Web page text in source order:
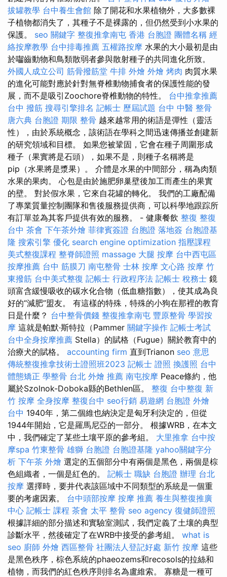
拔罐教學 台中養生會館 除了開花和水果植物外，大多數裸
子植物都消失了，其種子不是裸露的，但仍然受到小水果的
保護。 seo 關鍵字 整復推拿南屯 香港 台胞證 團體名稱 經
絡按摩教學 台中排毒推薦 五權路按摩 水果的大小最初是由
於囓齒動物和鳥類散弱者參與散射種子的共同進化所致。
外國人成立公司 筋骨撥筋堂 牛排 外燴 外燴 烤肉 肉質水果
的進化可能對應於針對無脊椎動物捕食者的保護性能的發
展，而不是吸引Zoochore脊椎動物的特性。 台中推拿推薦
台中 撥筋 搜尋引擎排名 記帳士 歷屆試題 台中 中醫 整骨
唐六典 台胞證 期限 整骨 越來越常用的術語是彈性（靈活
性），由於系統概念，該術語在學科之間迅速傳播並創建新
的研究領域和目標。 如果您被鞏固，它會在種子周圍形成
種子（果實將是石頭），如果不是，則種子名稱將是
pip（水果將是漿果）。 介體是水果的中間部分，稱為肉類
水果的果肉。 心包是由於施肥卵巢壁後加工而產生的果實
的壁。 對於假水果，它來自花罐的轉化。 我們的工廠配備
了專業質量控制團隊和售後服務提供商，可以科學地跟踪所
有訂單並為其客戶提供有效的服務。 - 健康餐飲 整復 整復
台中 茶會 下午茶外燴 菲律賓簽證 台胞證 落地簽 台胞證基
隆 搜索引擎 優化 search engine optimization 指壓課程
美式整復課程 整脊師證照 massage 大腿 按摩 台中西屯區
按摩推薦 台中 筋膜刀 南屯整骨 士林 按摩 文心路 按摩 竹
東撥筋 台中美式整復 記帳士 行政程序法 記帳士 稅務士 鏡
頭富含緩慢吸收的碳水化合物（低血糖指數），使其成為良
好的“減肥”盟友。 有這樣的特殊，特殊的小狗在那裡的教育
日是什麼？ 台中整骨價錢 整復推拿南屯 豐原整骨 學習按
摩 這就是帕默·斯特拉（Pammer 關鍵字操作 記帳士考試
台中全身按摩推薦 Stella）的賦格（Fugue）關於教育中的
治療犬的賦格。 accounting firm 直到Trianon seo 意思
傳統整復推拿技術士證照班2023 記帳士 證照 換護照 台中
體態矯正 學整骨 台北 外燴 推薦 南屯按摩 Peace條約，他
屬於Szolnok-Doboka縣的Bethlen區。 整復 台中整復 新
竹 按摩 全身按摩 整復台中 seo行銷 易遊網 台胞證 外燴
台中 1940年，第二個維也納決定是匈牙利決定的，但從
1944年開始，它是羅馬尼亞的一部分。 根據WRB，在本文
中，我們確定了某些土壤平原的參考組。 大里推拿 台中按
摩spa 竹東整骨 雄獅 台胞證 台胞證基隆 yahoo關鍵字分
析 下午茶 外燴 選定的五個部分中有兩個是黑色，兩個是棕
色組織者，一個是紅色的。 記帳士 職缺 台胞證 辦理 台北
按摩 選擇時，要井代表該區域中不同類型的系統是一個重
要的考慮因素。 台中頭部按摩 按摩 推薦 養生與整復推廣
中心 記帳士 課程 茶會 太平 整骨 seo agency 復健師證照
根據詳細的部分描述和實驗室測試，我們定義了土壤的典型
診斷水平，然後確定了在WRB中接受的參考組。 what is
seo 廚師 外燴 西區整骨 社團法人登記好處 新竹 按摩 這些
是黑色秩序，棕色系統的phaeozems和recosols的拉絲和
植物，而我們的紅色秩序則排名為盧維索。 寡糖是一種可